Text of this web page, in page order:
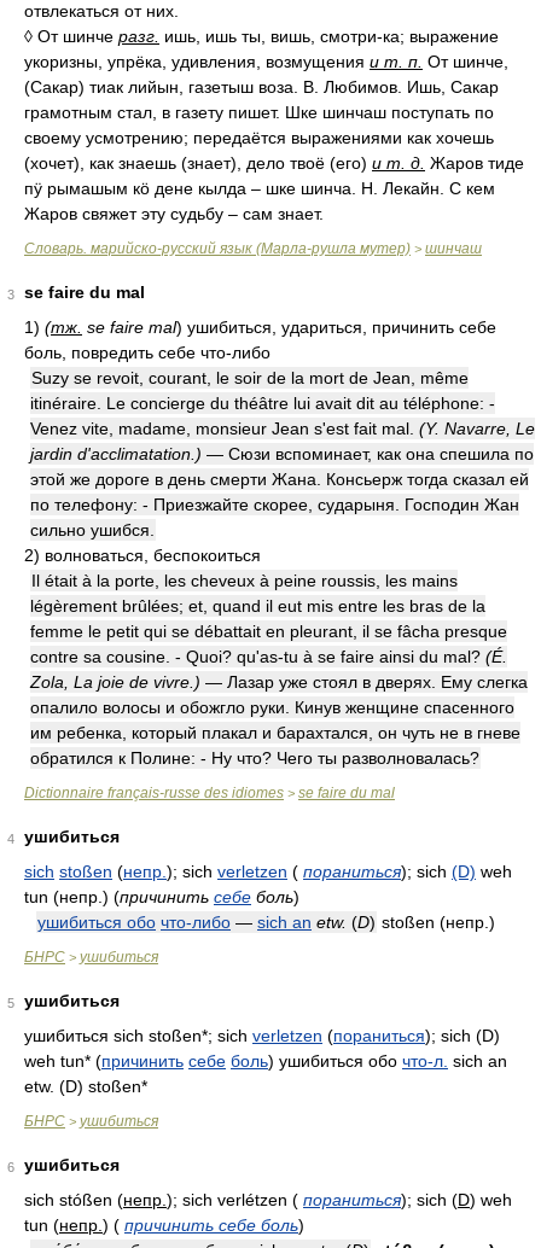
отвлекаться от них.
◊ От шинче разг. ишь, ишь ты, вишь, смотри-ка; выражение
укоризны, упрёка, удивления, возмущения и т. п. От шинче,
(Сакар) тиак лийын, газетыш воза. В. Любимов. Ишь, Сакар
грамотным стал, в газету пишет. Шке шинчаш поступать по
своему усмотрению; передаётся выражениями как хочешь
(хочет), как знаешь (знает), дело твоё (его) и т. д. Жаров тиде
пӱ рымашым кӧ дене кылда – шке шинча. Н. Лекайн. С кем
Жаров свяжет эту судьбу – сам знает.
Словарь. марийско-русский язык (Марла-рушла мутер) > шинчаш
3
se faire du mal
1) (тж. se faire mal) ушибиться, удариться, причинить себе
боль, повредить себе что-либо
Suzy se revoit, courant, le soir de la mort de Jean, même
itinéraire. Le concierge du théâtre lui avait dit au téléphone: -
Venez vite, madame, monsieur Jean s'est fait mal. (Y. Navarre, Le
jardin d'acclimatation.) — Сюзи вспоминает, как она спешила по
этой же дороге в день смерти Жана. Консьерж тогда сказал ей
по телефону: - Приезжайте скорее, сударыня. Господин Жан
сильно ушибся.
2) волноваться, беспокоиться
Il était à la porte, les cheveux à peine roussis, les mains
légèrement brûlées; et, quand il eut mis entre les bras de la
femme le petit qui se débattait en pleurant, il se fâcha presque
contre sa cousine. - Quoi? qu'as-tu à se faire ainsi du mal? (É.
Zola, La joie de vivre.) — Лазар уже стоял в дверях. Ему слегка
опалило волосы и обожгло руки. Кинув женщине спасенного
им ребенка, который плакал и барахтался, он чуть не в гневе
обратился к Полине: - Ну что? Чего ты разволновалась?
Dictionnaire français-russe des idiomes > se faire du mal
4
ушибиться
sich stoßen (непр. ); sich verletzen ( пораниться); sich (D) weh
tun (непр.) (причинить себе боль)
ушибиться обо что-либо — sich an etw. (D) stoßen (непр.)
БНРС > ушибиться
5
ушибиться
ушибиться sich stoßen*; sich verletzen (пораниться); sich (D)
weh tun* (причинить себе боль) ушибиться обо что-л. sich an
etw. (D) stoßen*
БНРС > ушибиться
6
ушибиться
sich stóßen (непр. ); sich verlétzen ( пораниться); sich (D) weh
tun (непр. ) ( причинить себе боль)